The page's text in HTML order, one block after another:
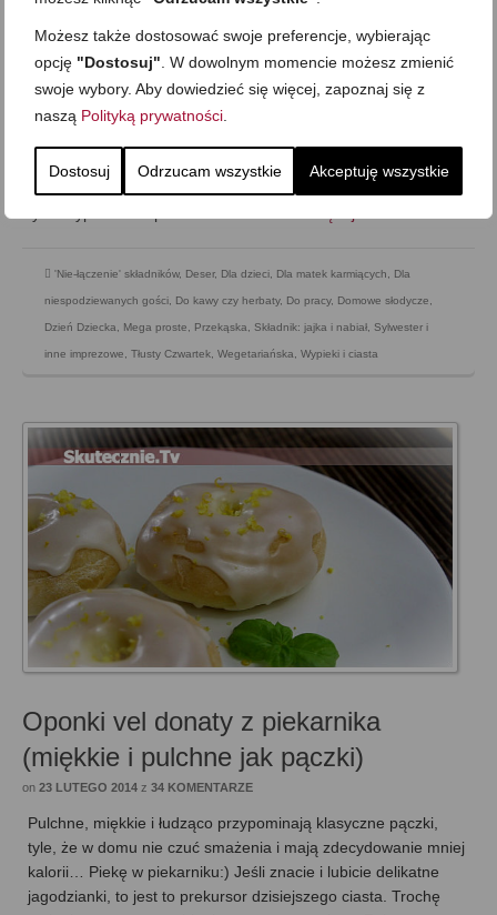
Możesz także dostosować swoje preferencje, wybierając
opcję "Dostosuj" . W dowolnym momencie możesz zmienić
swoje wybory. Aby dowiedzieć się więcej, zapoznaj się z
naszą Polityką prywatności
Dostosuj Odrzucam wszystkie Akceptuję wszystkie
Faworki z piekarnika -proste, pyszne i
beztłuszczowe
Chrupiące, złociste, przyprószone cukrem pudrem… Domowe
bazie jogurtu i praktycznie bez tłuszczu. Są bardzo smaczne,
pracy przy nich niewiele, a w kuchni nie pachnie smażeniem,
'Nie-łączenie' składników, Deser, Dla dzieci, Dla matek karmiących, Dla
niespodziewanych gości, Do kawy czy herbaty, Do pracy, Domowe słodycze,
Dzień Dziecka, Mega proste, Przekąska, Składnik: jajka i nabiał, Sylwester i
inne imprezowe, Tłusty Czwartek, Wegetariańska, Wypieki i ciasta
Oponki vel donaty z piekarnika
(miękkie i pulchne jak pączki)
on 23 LUTEGO 2014 z 34 KOMENTARZE
Pulchne, miękkie i łudząco przypominają klasyczne pączki,
tyle, że w domu nie czuć smażenia i mają zdecydowanie mniej
kalorii… Piekę w piekarniku:) Jeśli znacie i lubicie delikatne
jagodzianki, to jest to prekursor dzisiejszego ciasta. Trochę